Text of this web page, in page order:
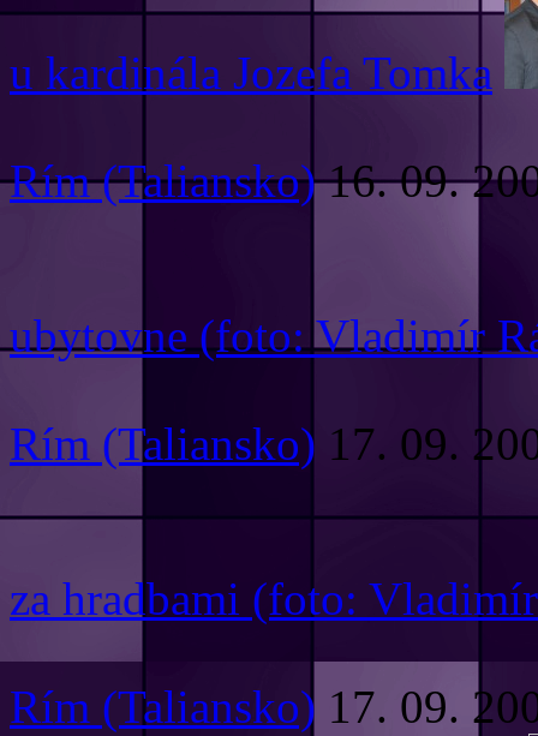
u kardinála Jozefa Tomka
Rím (Taliansko) 16. 09.
ubytovne (foto: Vladimír
Rím (Taliansko) 17. 09.
za hradbami (foto:
Rím (Taliansko) 17. 09.